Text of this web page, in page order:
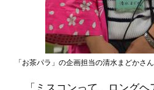
「お茶パラ」の企画担当の清水まどかさ